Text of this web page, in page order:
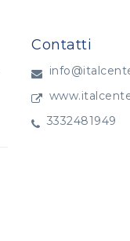
Contatti
3332481949